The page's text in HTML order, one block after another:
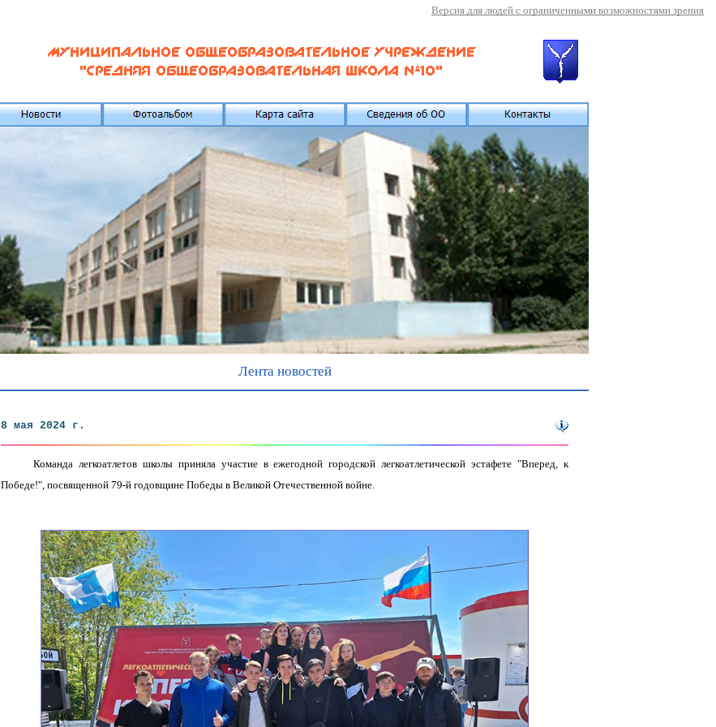
Версия для людей с ограниченными возможностями зрения
Лента новостей
8 мая 2024 г.
Команда легкоатлетов школы приняла участие в ежегодной городской легкоатлетической эстафете "Вперед, к
Победе!", посвященной 79-й годовщине Победы в Великой Отечественной войне.